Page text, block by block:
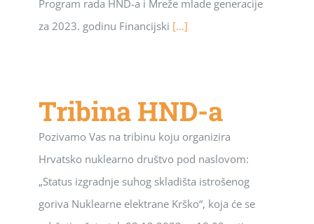
Program rada HND-a i Mreže mlade generacije
za 2023. godinu Financijski [...]
Tribina HND-a
Pozivamo Vas na tribinu koju organizira
Hrvatsko nuklearno društvo pod naslovom:
„Status izgradnje suhog skladišta istrošenog
goriva Nuklearne elektrane Krško“, koja će se